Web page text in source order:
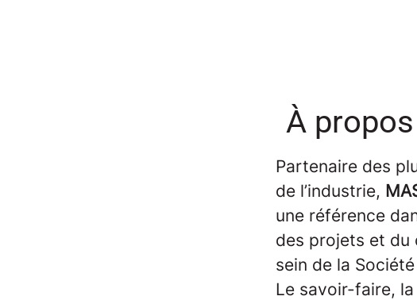
À propos
Partenaire des
de l’industrie,
une référence
des projets et du
sein de la
Le savoir-faire,